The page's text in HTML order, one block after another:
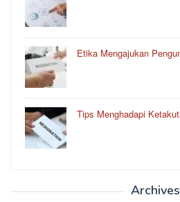
Etika Mengajukan
Tips Menghadapi
Archives